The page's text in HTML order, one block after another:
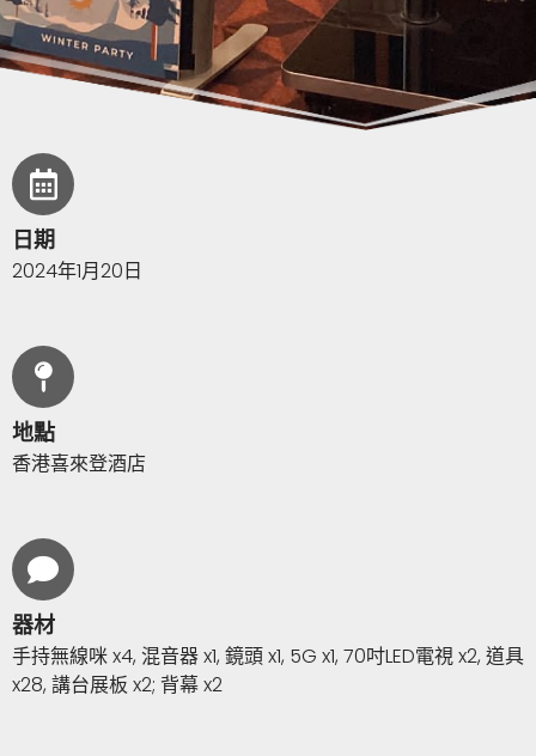
日期
2024年1月20日
地點
香港喜來登酒店
器材
手持無線咪 x4, 混音器 x1, 鏡頭 x1, 5G x1, 70吋LED電視 x2, 道具
x28, 講台展板 x2; 背幕 x2